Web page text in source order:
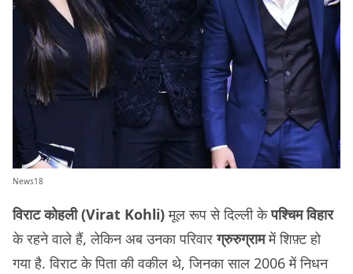
News18
विराट कोहली (Virat Kohli)मूल रूप से दिल्ली केपश्चिम विहार
के रहने वाले हैं, लेकिन अब उनका परिवारग्रुरुग्राममें शिफ़्ट हो
गया है. विराट के पिता की वकील थे, जिनका साल 2006 में निधन